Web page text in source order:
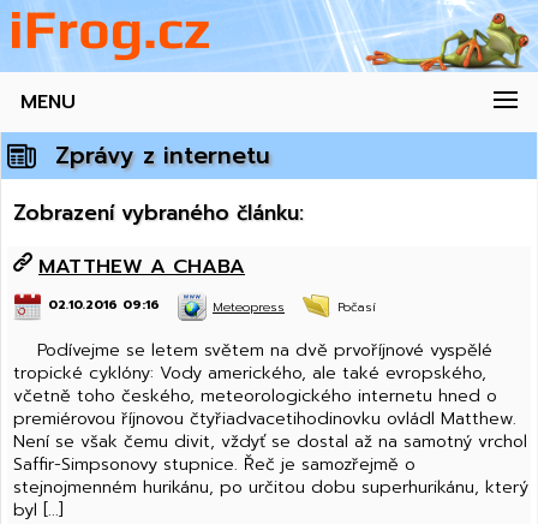
MENU
Zprávy z internetu
Zobrazení vybraného článku:
MATTHEW A CHABA
02.10.2016 09:16 Meteopress Počasí
Podívejme se letem světem na dvě prvoříjnové vyspělé
tropické cyklóny: Vody amerického, ale také evropského,
včetně toho českého, meteorologického internetu hned o
premiérovou říjnovou čtyřiadvacetihodinovku ovládl Matthew.
Není se však čemu divit, vždyť se dostal až na samotný vrchol
Saffir-Simpsonovy stupnice. Řeč je samozřejmě o
stejnojmenném hurikánu, po určitou dobu superhurikánu, který
byl [...]